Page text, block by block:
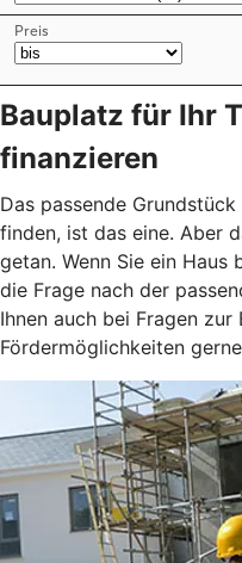
Bauplatz für Ihr
finanzieren
Das passende
finden, ist das eine. Aber
getan. Wenn Sie ein
die Frage nach der
Ihnen auch bei Fragen zur
Fördermöglichkeiten